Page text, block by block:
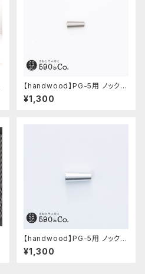
【handwood】PG-5用 ノック部
カバー (ステンレス)
¥1,300
【handwood】PG-5用 ノック部
カバー (超超ジュラルミン)
¥1,300